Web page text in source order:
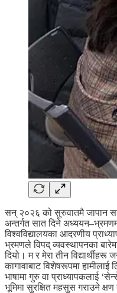
सन् २०२६ को सुरुवातमै जापान
अन्तर्गत सात दिने
विश्वविद्यालयका आदरणीय
भ्रमणले विपद् व्यवस्थापनका
दियो। म र मेरा तीन
कागावाबाट विशेषरूपमा
भाषामा गुरु वा प्राध्यापकलाई
भूमिमा सुरक्षित महसुस गराउने